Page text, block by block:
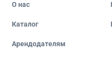
О нас
Каталог
Арендодателям